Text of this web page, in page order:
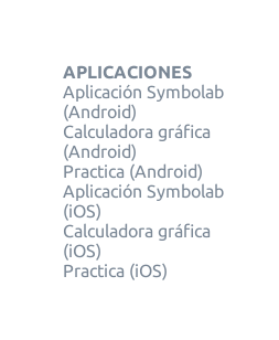
APLICACIONES
Aplicación Symbolab
(Android)
Calculadora gráfica
(Android)
Practica (Android)
Aplicación Symbolab
(iOS)
Calculadora gráfica
(iOS)
Practica (iOS)